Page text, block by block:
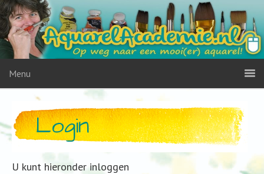
Menu
Login
U kunt hieronder inloggen